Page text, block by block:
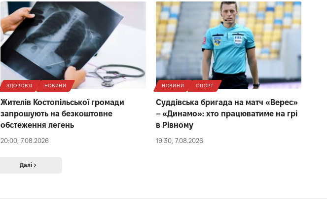
ЗДОРОВ'Я НОВИНИ
Жителів Костопільської громади
запрошують на безкоштовне
обстеження легень
20:00, 7.08.2026
НОВИНИ СПОРТ
Суддівська бригада на матч «Верес»
– «Динамо»: хто працюватиме на грі
в Рівному
19:30, 7.08.2026
Далі